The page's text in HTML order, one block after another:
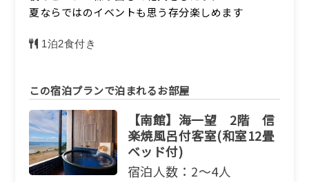
夏ならではのイベントも思う存分楽しめます
1泊2食付き
この宿泊プランで泊まれるお部屋
【南館】海一望 2階 信
楽焼風呂付客室(和室12畳
ベッド付)
宿泊人数：2～4人